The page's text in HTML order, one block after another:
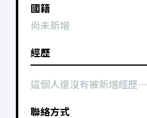
國籍
尚未新增
經歷
這個人還沒有被新增經歷⋯
聯絡方式